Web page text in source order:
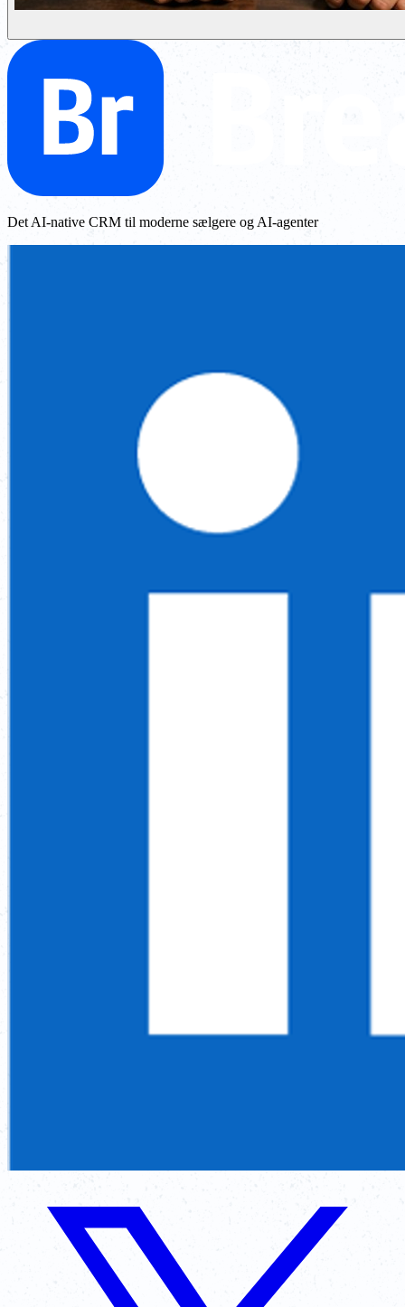
Det AI-native CRM til moderne sælgere og AI-agenter